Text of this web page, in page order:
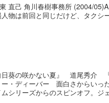
直己 角川春樹事務所 (2004/
物は前回と同じだけど、タクシ
日葵の咲かない夏』 道尾秀介
・ディーバー 面白さからいっ
シリーズからのスピンオフ。ジ